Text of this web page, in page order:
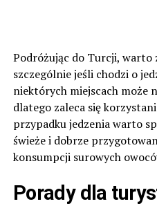
Podróżując do Turcji, warto
szczególnie jeśli chodzi o
niektórych miejscach może
dlatego zaleca się
przypadku jedzenia warto
świeże i dobrze
konsumpcji surowych
Porady dla